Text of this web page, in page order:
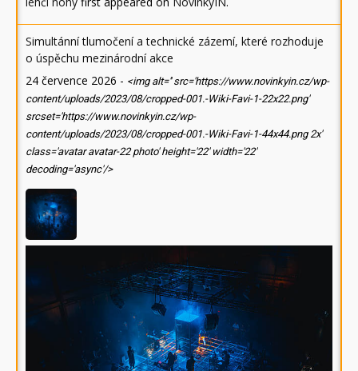
Simultánní tlumočení a technické zázemí, které rozhoduje
o úspěchu mezinárodní akce
24 července 2026 - <img alt='' src='https://www.novinkyin.cz/wp-
content/uploads/2023/08/cropped-001.-Wiki-Favi-1-22x22.png'
srcset='https://www.novinkyin.cz/wp-
content/uploads/2023/08/cropped-001.-Wiki-Favi-1-44x44.png 2x'
class='avatar avatar-22 photo' height='22' width='22'
decoding='async'/>